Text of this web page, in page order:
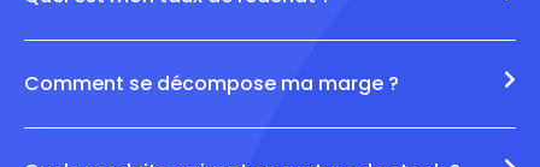
Comment se décompose ma marge ?